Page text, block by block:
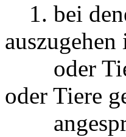
1. bei
auszugehen
oder
oder Tiere